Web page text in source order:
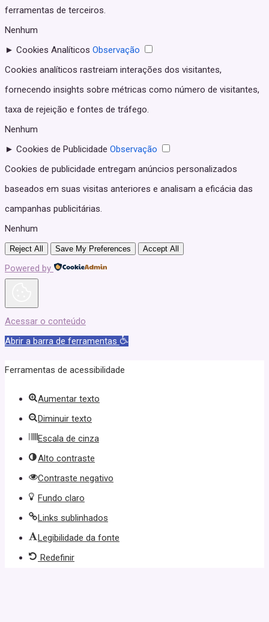
ferramentas de terceiros.
Nenhum
► Cookies Analíticos Observação
Cookies analíticos rastreiam interações dos visitantes,
fornecendo insights sobre métricas como número de visitantes,
taxa de rejeição e fontes de tráfego.
Nenhum
► Cookies de Publicidade Observação
Cookies de publicidade entregam anúncios personalizados
baseados em suas visitas anteriores e analisam a eficácia das
campanhas publicitárias.
Nenhum
Reject All Save My Preferences Accept All
Powered by
Acessar o conteúdo
Abrir a barra de ferramentas
Ferramentas de acessibilidade
Aumentar texto
Diminuir texto
Escala de cinza
Alto contraste
Contraste negativo
Fundo claro
Links sublinhados
Legibilidade da fonte
Redefinir